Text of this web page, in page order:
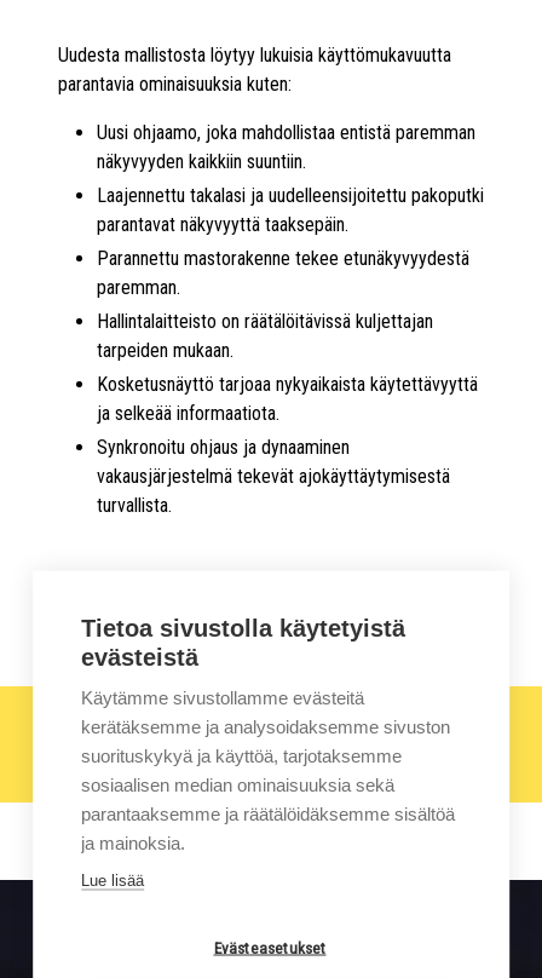
Uudesta mallistosta löytyy lukuisia käyttömukavuutta
parantavia ominaisuuksia kuten:
Uusi ohjaamo, joka mahdollistaa entistä paremman
näkyvyyden kaikkiin suuntiin.
Laajennettu takalasi ja uudelleensijoitettu pakoputki
parantavat näkyvyyttä taaksepäin.
Parannettu mastorakenne tekee etunäkyvyydestä
paremman.
Hallintalaitteisto on räätälöitävissä kuljettajan
tarpeiden mukaan.
Kosketusnäyttö tarjoaa nykyaikaista käytettävyyttä
ja selkeää informaatiota.
Synkronoitu ohjaus ja dynaaminen
vakausjärjestelmä tekevät ajokäyttäytymisestä
turvallista.
Näytä kaikki artikkelit
Tietoa sivustolla käytetyistä
evästeistä
Käytämme sivustollamme evästeitä
kerätäksemme ja analysoidaksemme sivuston
suorituskykyä ja käyttöä, tarjotaksemme
sosiaalisen median ominaisuuksia sekä
parantaaksemme ja räätälöidäksemme sisältöä
ja mainoksia.
Lue lisää
Evästeasetukset